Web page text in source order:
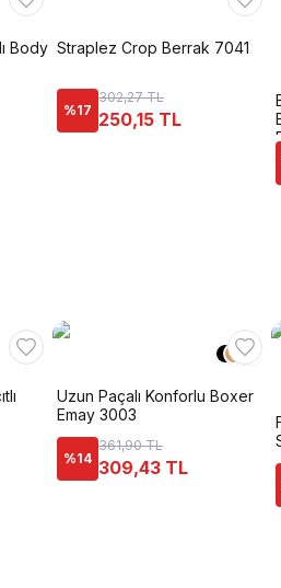
Body Straplez Crop Berrak 7041
%17
302,27 TL
250,15 TL
+ 2
Uzun Paçalı Konforlu Boxer
Emay 3003
%14
361,90 TL
309,43 TL